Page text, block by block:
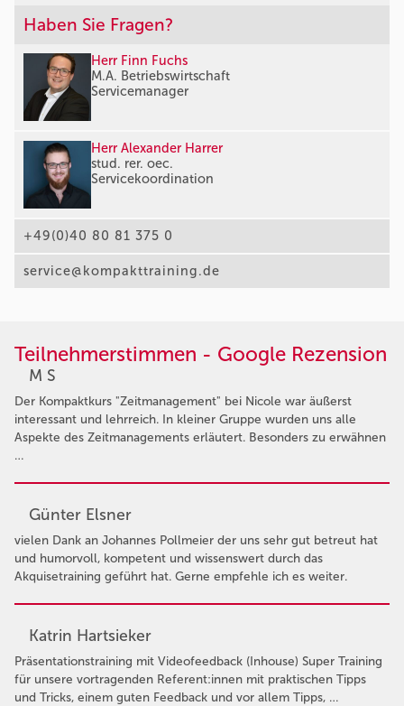
Haben Sie Fragen?
Herr Finn Fuchs
M.A. Betriebswirtschaft
Servicemanager
Herr Alexander Harrer
stud. rer. oec.
Servicekoordination
+49(0)40 80 81 375 0
service@kompakttraining.de
Teilnehmerstimmen - Google Rezension
M S
Der Kompaktkurs "Zeitmanagement" bei Nicole war äußerst
interessant und lehrreich. In kleiner Gruppe wurden uns alle
Aspekte des Zeitmanagements erläutert. Besonders zu erwähnen
…
Günter Elsner
vielen Dank an Johannes Pollmeier der uns sehr gut betreut hat
und humorvoll, kompetent und wissenswert durch das
Akquisetraining geführt hat. Gerne empfehle ich es weiter.
Katrin Hartsieker
Präsentationstraining mit Videofeedback (Inhouse) Super Training
für unsere vortragenden Referent:innen mit praktischen Tipps
und Tricks, einem guten Feedback und vor allem Tipps, …